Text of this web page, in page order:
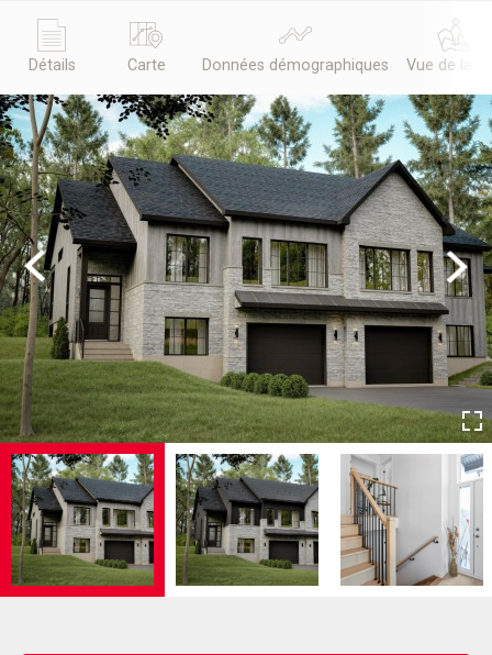
Détails Carte Données démographiques Vue de la
Previous Next